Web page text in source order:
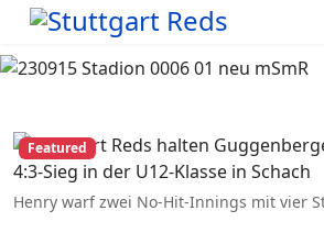
Henry warf zwei No-Hit-Innings mit vier
Featured